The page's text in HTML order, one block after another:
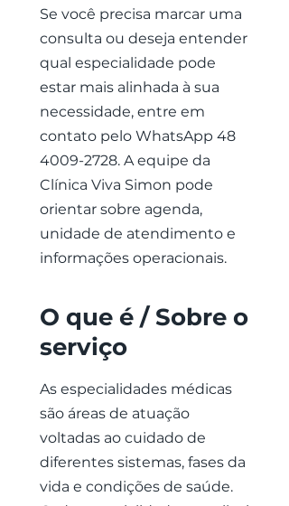
Se você precisa marcar uma
consulta ou deseja entender
qual especialidade pode
estar mais alinhada à sua
necessidade, entre em
contato pelo WhatsApp 48
4009-2728. A equipe da
Clínica Viva Simon pode
orientar sobre agenda,
unidade de atendimento e
informações operacionais.
O que é / Sobre o
serviço
As especialidades médicas
são áreas de atuação
voltadas ao cuidado de
diferentes sistemas, fases da
vida e condições de saúde.